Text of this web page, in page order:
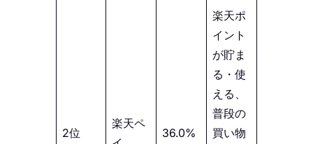
2位
楽天ペ
36.0%
楽天ポ
イント
が貯ま
る・使
える、
普段の
買い物